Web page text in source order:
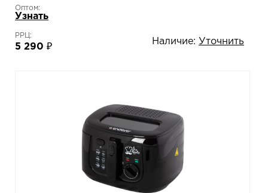
Оптом:
Узнать
РРЦ:
5 290 ₽
Наличие: Уточнить